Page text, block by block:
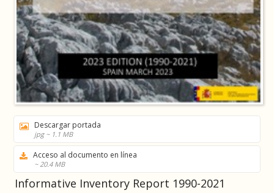
Descargar portada
jpg ~ 1.1 MB
Acceso al documento en línea
~ 20.4 MB
Informative Inventory Report 1990-2021